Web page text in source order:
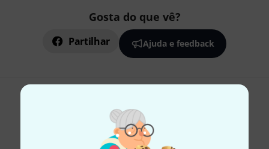
Gosta do que vê?
Partilhar Ajuda e feedback